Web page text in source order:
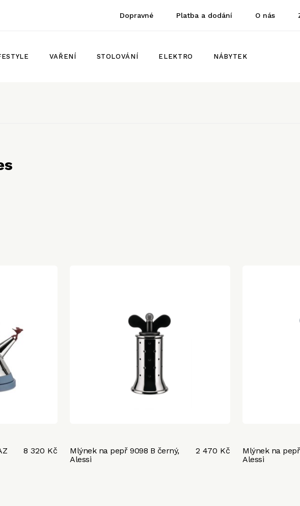
Dopravné Platba a dodání O nás
VAŘENÍ STOLOVÁNÍ ELEKTRO NÁBYTEK
8 320 Kč
Mlýnek na pepř 9098 B černý,
Alessi
2 470 Kč
Mlýnek na
Alessi